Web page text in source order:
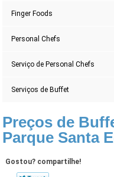
Finger Foods
Personal Chefs
Serviço de Personal Chefs
Serviços de Buffet
Preços de
Parque Santa
Gostou? compartilhe!